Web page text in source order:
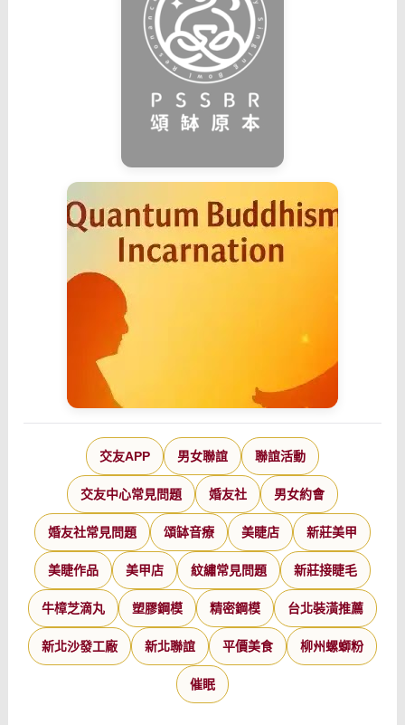
交友APP 男女聯誼 聯誼活動
交友中心常見問題 婚友社 男女約會
婚友社常見問題 頌缽音療 美睫店 新莊美甲
美睫作品 美甲店 紋繡常見問題 新莊接睫毛
牛樟芝滴丸 塑膠鋼模 精密鋼模 台北裝潢推薦
新北沙發工廠 新北聯誼 平價美食 柳州螺螄粉
催眠